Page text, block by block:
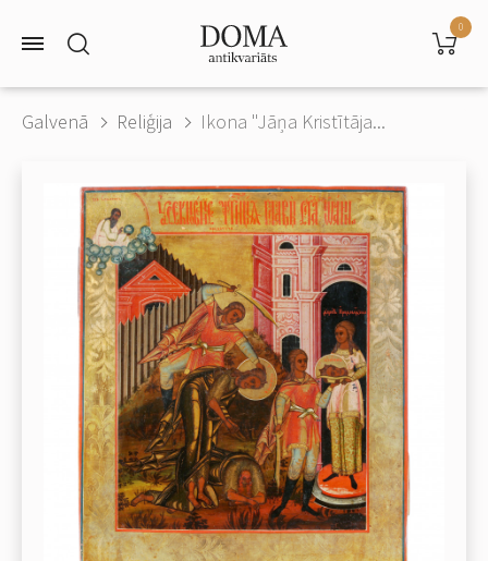
0
Galvenā Reliģija Ikona "Jāņa Kristītāja...